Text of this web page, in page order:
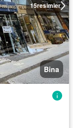
15resimler
Bina